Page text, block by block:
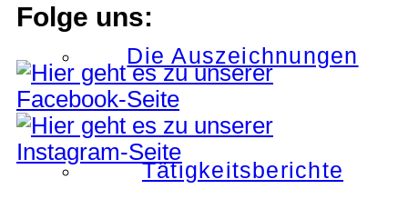
Die Auszeichnungen
Tätigkeitsberichte
Folge uns: